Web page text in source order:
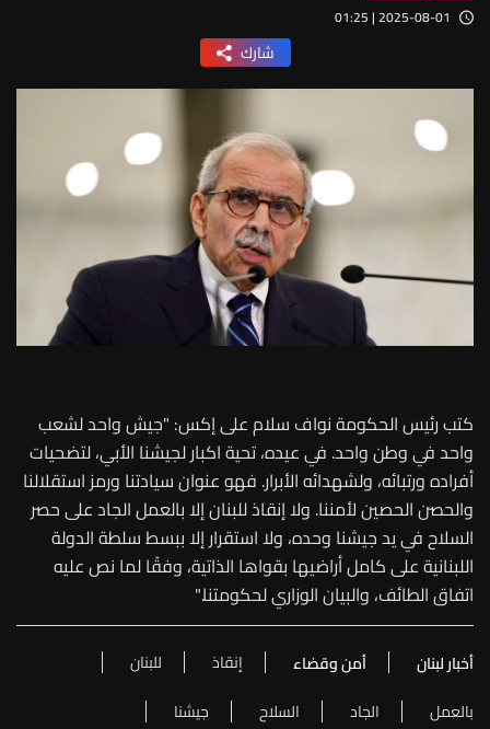
2025-08-01 | 01:25
شارك
كتب رئيس الحكومة نواف سلام على إكس: "جيش واحد لشعب
واحد في وطن واحد. في عيده، تحية اكبار لجيشنا الأبي، لتضحيات
أفراده ورتبائه، ولشهدائه الأبرار. فهو عنوان سيادتنا ورمز استقلالنا
والحصن الحصين لأمننا. ولا إنقاذ للبنان إلا بالعمل الجاد على حصر
السلاح في يد جيشنا وحده، ولا استقرار إلا ببسط سلطة الدولة
اللبنانية على كامل أراضيها بقواها الذاتية، وفقًا لما نص عليه
اتفاق الطائف، والبيان الوزاري لحكومتنا."
أخبار لبنان أمن وقضاء إنقاذ
للبنان
بالعمل
الجاد السلاح جيشنا